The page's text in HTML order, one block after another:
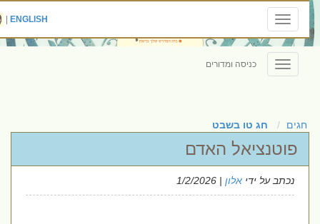
Toggle
navigation
ENGLISH
|
Toggle
navigation
כניסה ומדורים
חגים חג טו בשבט
פוטנציאל האדם
נכתב על ידיאלון| 1/2/2026